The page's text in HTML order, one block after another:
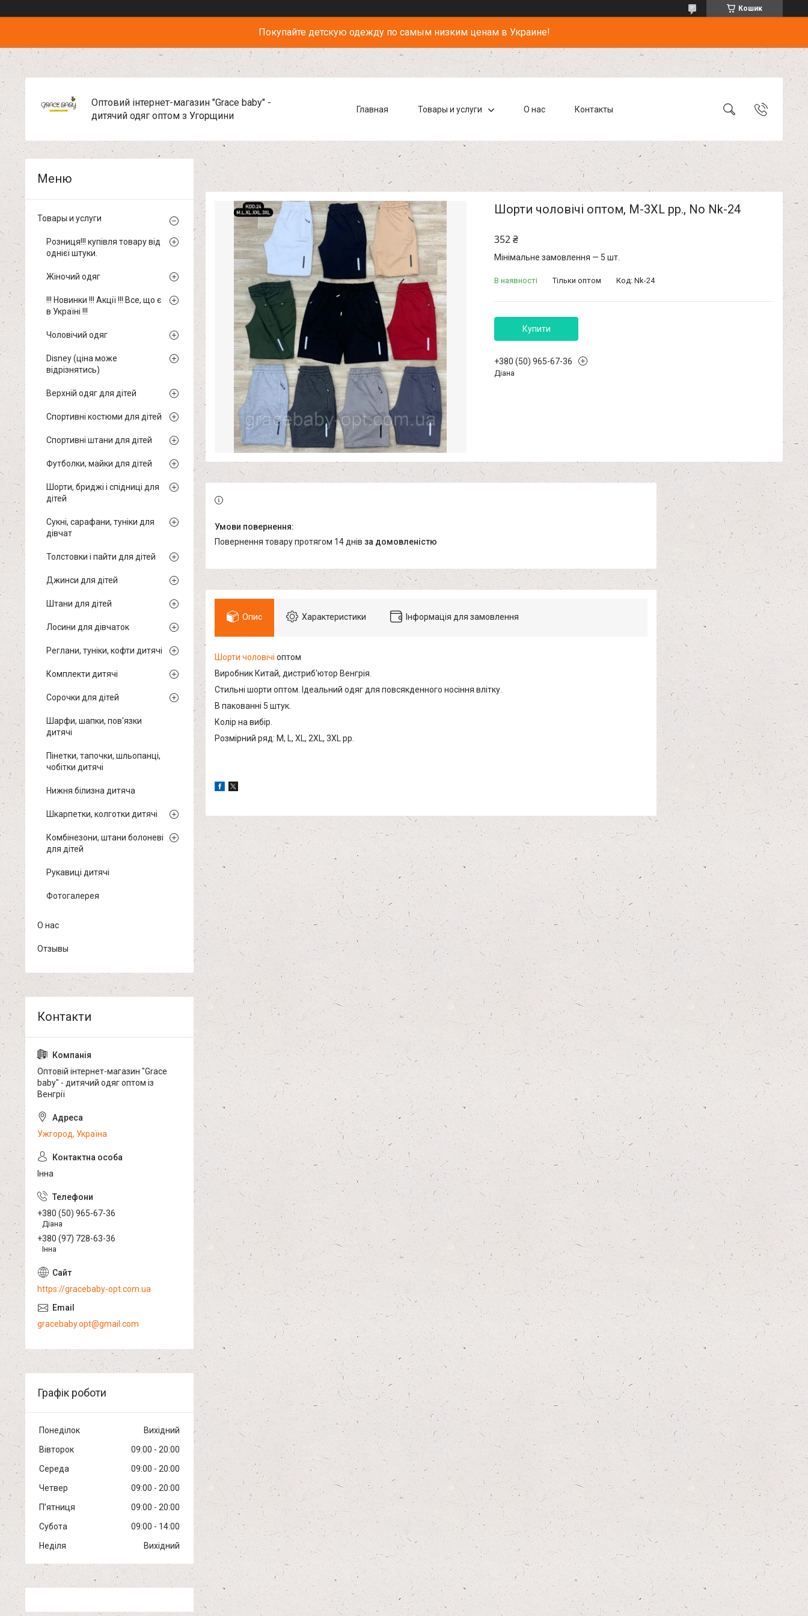
Кошик
Покупайте детскую одежду по самым низким ценам в Украине!
Оптовий інтернет-магазин "Grace baby" -
дитячий одяг оптом з Угорщини
Главная Товары и услуги О нас Контакты
Шорти чоловічі оптом, M-3XL рр., No Nk-24
352 ₴
Мінімальне замовлення — 5 шт.
В наявності Тільки оптом Код: Nk-24
Купити
+380 (50) 965-67-36
Діана
повернення товару протягом 14 днів за домовленістю
Опис Характеристики Інформація для замовлення
Шорти чоловічі оптом
Виробник Китай, дистриб'ютор Венгрія.
Стильні шорти оптом. Ідеальний одяг для повсякденного носіння влітку.
В пакованні 5 штук.
Колір на вибір.
Розмірний ряд: M, L, XL, 2XL, 3XL рр.
Товары и услуги
Розниця!!! купівля товару від
однієї штуки.
Жіночий одяг
!!! Новинки !!! Акції !!! Все, що є
в Україні !!!
Чоловічий одяг
Disney (ціна може
відрізнятись)
Верхній одяг для дітей
Спортивні костюми для дітей
Спортивні штани для дітей
Футболки, майки для дітей
Шорти, бриджі і спідниці для
дітей
Сукні, сарафани, туніки для
дівчат
Толстовки і пайти для дітей
Джинси для дітей
Штани для дітей
Лосини для дівчаток
Реглани, туніки, кофти дитячі
Комплекти дитячі
Сорочки для дітей
Шарфи, шапки, пов'язки
дитячі
Пінетки, тапочки, шльопанці,
чобітки дитячі
Нижня білизна дитяча
Шкарпетки, колготки дитячі
Комбінезони, штани болоневі
для дітей
Рукавиці дитячі
Фотогалерея
О нас
Отзывы
Оптовій інтернет-магазин "Grace
baby" - дитячий одяг оптом із
Венгрії
Ужгород, Україна
Інна
+380 (50) 965-67-36
Діана
+380 (97) 728-63-36
Інна
https://gracebaby-opt.com.ua
gracebaby.opt@gmail.com
Графік роботи
Понеділок
Вихідний
Вівторок
09:00
20:00
Середа
09:00
20:00
Четвер
09:00
20:00
Пʼятниця
09:00
20:00
Субота
09:00
14:00
Неділя
Вихідний